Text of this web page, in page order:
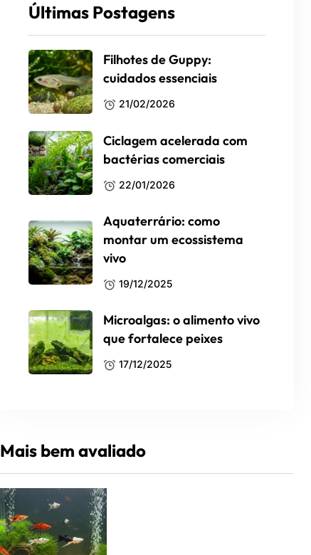
Últimas Postagens
Filhotes de Guppy:
cuidados essenciais
21/02/2026
Ciclagem acelerada com
bactérias comerciais
22/01/2026
Aquaterrário: como
montar um ecossistema
vivo
19/12/2025
Microalgas: o alimento vivo
que fortalece peixes
17/12/2025
Mais bem avaliado